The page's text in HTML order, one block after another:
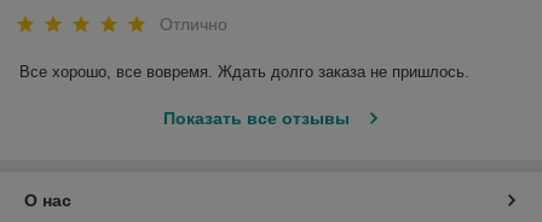
Отлично
Все хорошо, все вовремя. Ждать долго заказа не пришлось.
Показать все отзывы
О нас